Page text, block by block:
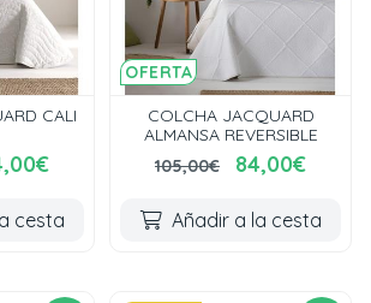
CALI
cesta
OFERTA
COLCHA JACQUARD
ALMANSA REVERSIBLE
105,00€
84,00€
Añadir a la cesta